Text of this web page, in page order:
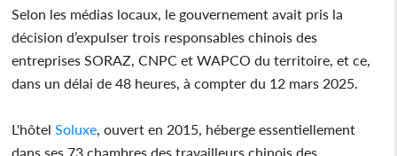
Selon les médias locaux, le gouvernement avait pris la
décision d’expulser trois responsables chinois des
entreprises SORAZ, CNPC et WAPCO du territoire, et ce,
dans un délai de 48 heures, à compter du 12 mars 2025.
L'hôtel Soluxe , ouvert en 2015, héberge essentiellement
dans ses 73 chambres des travailleurs chinois des